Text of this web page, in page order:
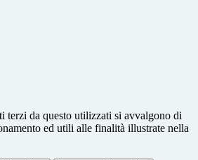
terzi da questo utilizzati si avvalgono di
ed utili alle finalità illustrate nella